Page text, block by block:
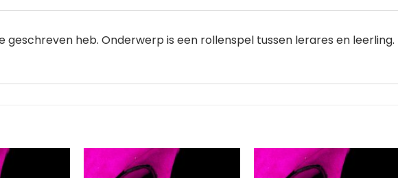
heb. Onderwerp is een rollenspel tussen lerares en leerling.